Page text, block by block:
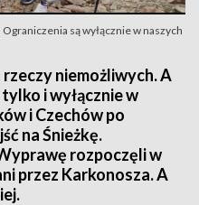
są wyłącznie w naszych
rzeczy niemożliwych. A
i wyłącznie w
i Czechów po
na Śnieżkę.
rozpoczęli w
przez Karkonosza. A